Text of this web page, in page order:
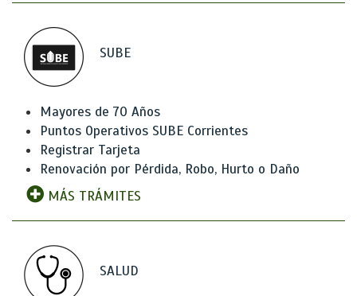
SUBE
Mayores de 70 Años
Puntos Operativos SUBE Corrientes
Registrar Tarjeta
Renovación por Pérdida, Robo, Hurto o Daño
MÁS TRÁMITES
SALUD